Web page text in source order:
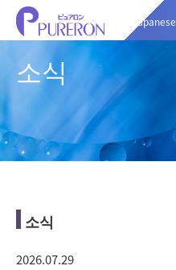
Japanese
소식
소식
2026.07.29